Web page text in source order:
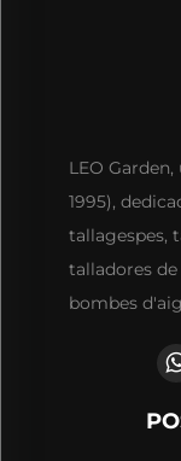
LEO
1995),
tallagespes,
talladores
bombes